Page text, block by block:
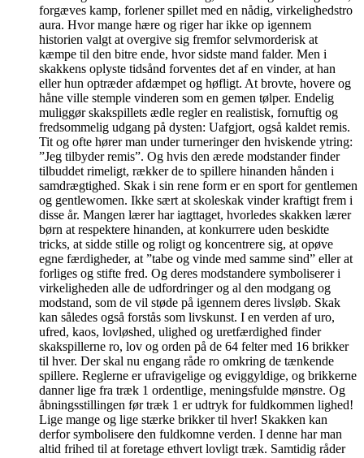
forgæves kamp, forlener spillet med en nådig, virkelighedstro
aura. Hvor mange hære og riger har ikke op igennem
historien valgt at overgive sig fremfor selvmorderisk at
kæmpe til den bitre ende, hvor sidste mand falder. Men i
skakkens oplyste tidsånd forventes det af en vinder, at han
eller hun optræder afdæmpet og høfligt. At brovte, hovere og
håne ville stemple vinderen som en gemen tølper. Endelig
muliggør skakspillets ædle regler en realistisk, fornuftig og
fredsommelig udgang på dysten: Uafgjort, også kaldet remis.
Tit og ofte hører man under turneringer den hviskende ytring:
”Jeg tilbyder remis”. Og hvis den ærede modstander finder
tilbuddet rimeligt, rækker de to spillere hinanden hånden i
samdrægtighed. Skak i sin rene form er en sport for gentlemen
og gentlewomen. Ikke sært at skoleskak vinder kraftigt frem i
disse år. Mangen lærer har iagttaget, hvorledes skakken lærer
børn at respektere hinanden, at konkurrere uden beskidte
tricks, at sidde stille og roligt og koncentrere sig, at opøve
egne færdigheder, at ”tabe og vinde med samme sind” eller at
forliges og stifte fred. Og deres modstandere symboliserer i
virkeligheden alle de udfordringer og al den modgang og
modstand, som de vil støde på igennem deres livsløb. Skak
kan således også forstås som livskunst. I en verden af uro,
ufred, kaos, lovløshed, ulighed og uretfærdighed finder
skakspillerne ro, lov og orden på de 64 felter med 16 brikker
til hver. Der skal nu engang råde ro omkring de tænkende
spillere. Reglerne er ufravigelige og eviggyldige, og brikkerne
danner lige fra træk 1 ordentlige, meningsfulde mønstre. Og
åbningsstillingen før træk 1 er udtryk for fuldkommen lighed!
Lige mange og lige stærke brikker til hver! Skakken kan
derfor symbolisere den fuldkomne verden. I denne har man
altid frihed til at foretage ethvert lovligt træk. Samtidig råder